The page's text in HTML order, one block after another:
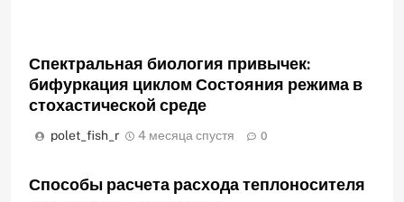
Спектральная биология привычек:
бифуркация циклом Состояния режима в
стохастической среде
polet_fish_r 4 месяца спустя 0
Способы расчета расхода теплоносителя